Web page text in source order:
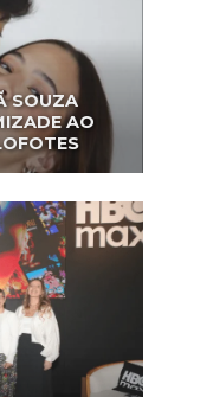
SOUZA
AO